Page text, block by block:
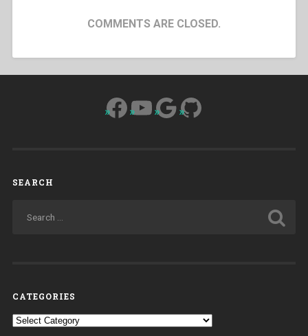
COMMENTS ARE CLOSED.
Facebook
YouTube
Google
GitHub
SEARCH
CATEGORIES
Categories